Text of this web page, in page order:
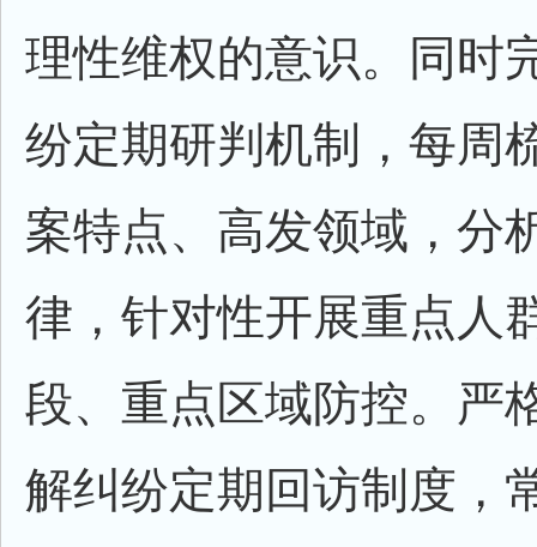
理性维权的意识。同时
纷定期研判机制，每周
案特点、高发领域，分
律，针对性开展重点人
段、重点区域防控。严
解纠纷定期回访制度，